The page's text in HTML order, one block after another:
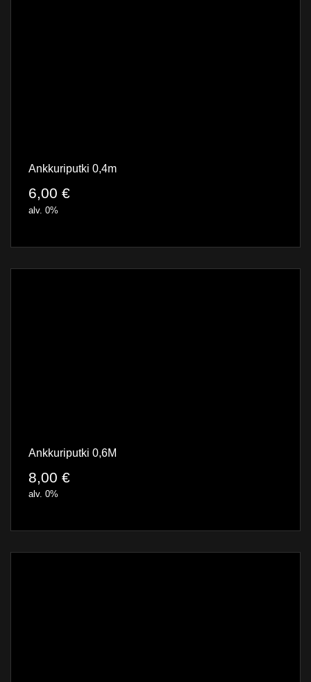
Ankkuriputki 0,4m
6,00 €
alv. 0%
Ankkuriputki 0,6M
8,00 €
alv. 0%